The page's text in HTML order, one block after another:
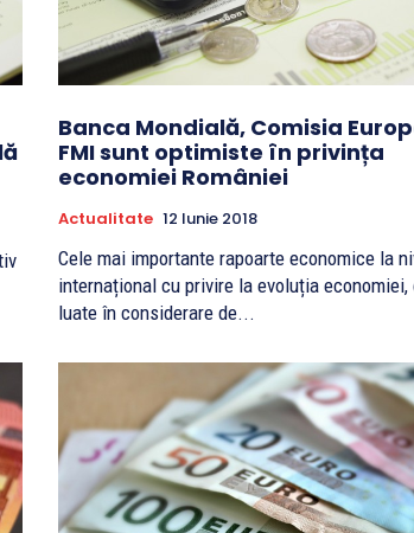
Banca Mondială, Comisia
FMI sunt optimiste în privința
economiei României
Actualitate 12 Iunie 2018
Cele mai importante rapoarte economice la
internațional cu privire la evoluția economiei,
luate în considerare de...